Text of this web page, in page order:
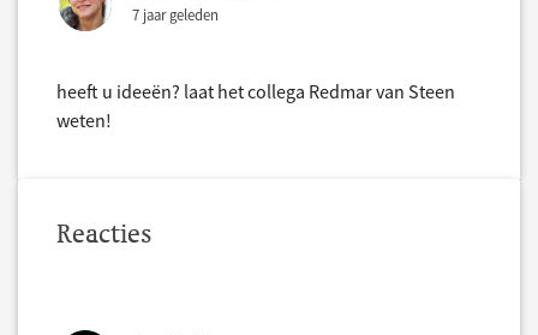
7 jaar geleden
heeft u ideeën? laat het collega Redmar van Steen
weten!
Reacties